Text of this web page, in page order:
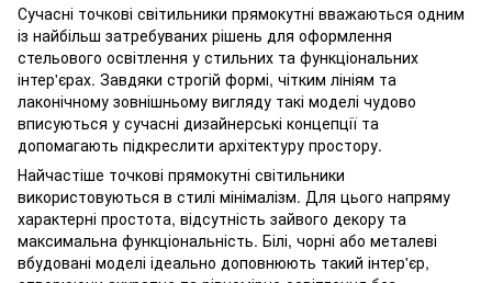
Сучасні точкові світильники прямокутні вважаються одним
із найбільш затребуваних рішень для оформлення
стельового освітлення у стильних та функціональних
інтер'єрах. Завдяки строгій формі, чітким лініям та
лаконічному зовнішньому вигляду такі моделі чудово
вписуються у сучасні дизайнерські концепції та
допомагають підкреслити архітектуру простору.
Найчастіше точкові прямокутні світильники
використовуються в стилі мінімалізм. Для цього напряму
характерні простота, відсутність зайвого декору та
максимальна функціональність. Білі, чорні або металеві
вбудовані моделі ідеально доповнюють такий інтер'єр,